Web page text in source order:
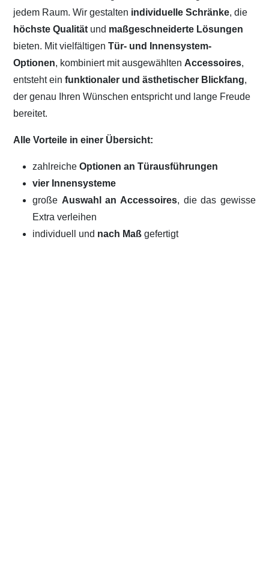
jedem Raum. Wir gestalten individuelle Schränke, die
höchste Qualität und maßgeschneiderte Lösungen
bieten. Mit vielfältigenTür- und Innensystem-
Optionen, kombiniert mit ausgewählten Accessoires,
entsteht einfunktionaler und ästhetischer Blickfang,
der genau Ihren Wünschen entspricht und lange Freude
bereitet.
Alle Vorteile in einer Übersicht:
zahlreicheOptionen an Türausführungen
vier Innensysteme
große Auswahl an Accessoires, die das gewisse
Extra verleihen
individuell und nach Maßgefertigt